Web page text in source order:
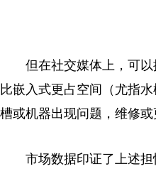
但在社交媒体上，可以
比嵌入式更占空间（尤指
槽或机器出现问题，维修
市场数据印证了上述担忧